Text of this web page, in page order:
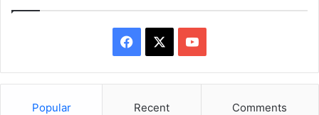
Facebook YouTube
Popular Recent Comments